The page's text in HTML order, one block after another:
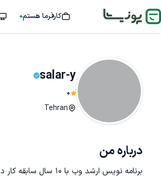
کارفرما هستم
salar-y
0
Tehran
درباره من